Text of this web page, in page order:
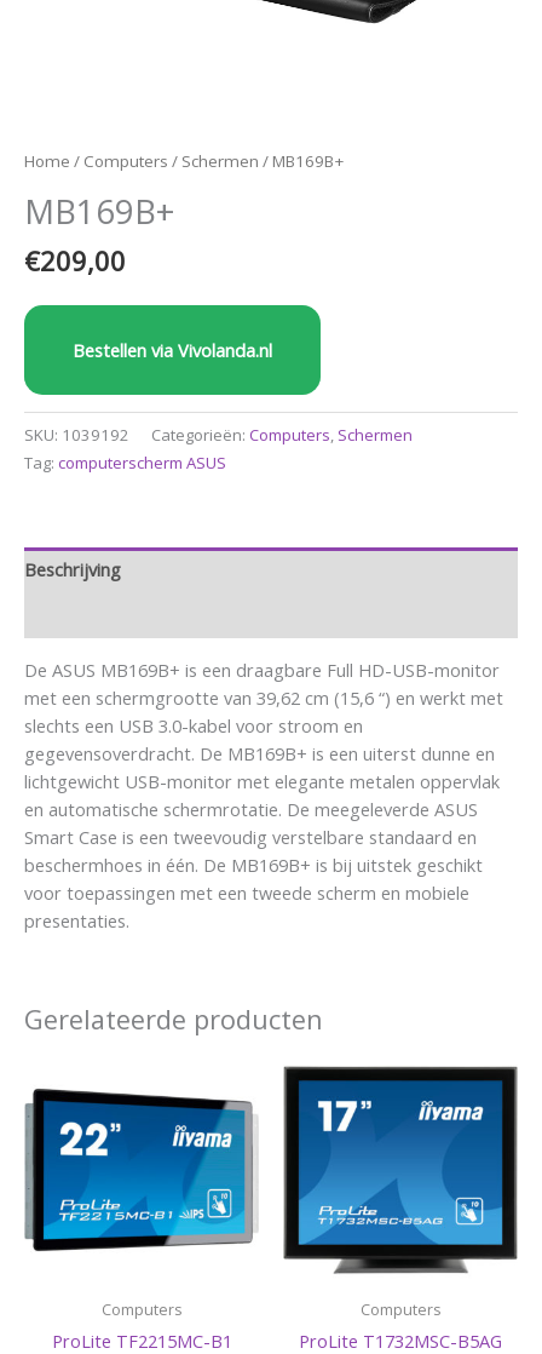
Home / Computers / Schermen / MB169B+
MB169B+
€209,00
Bestellen via Vivolanda.nl
SKU: 1039192 Categorieën: Computers, Schermen
Tag: computerscherm ASUS
Beschrijving
De ASUS MB169B+ is een draagbare Full HD-USB-monitor
met een schermgrootte van 39,62 cm (15,6 “) en werkt met
slechts een USB 3.0-kabel voor stroom en
gegevensoverdracht. De MB169B+ is een uiterst dunne en
lichtgewicht USB-monitor met elegante metalen oppervlak
en automatische schermrotatie. De meegeleverde ASUS
Smart Case is een tweevoudig verstelbare standaard en
beschermhoes in één. De MB169B+ is bij uitstek geschikt
voor toepassingen met een tweede scherm en mobiele
presentaties.
Gerelateerde producten
Computers
ProLite TF2215MC-B1
Computers
ProLite T1732MSC-B5AG